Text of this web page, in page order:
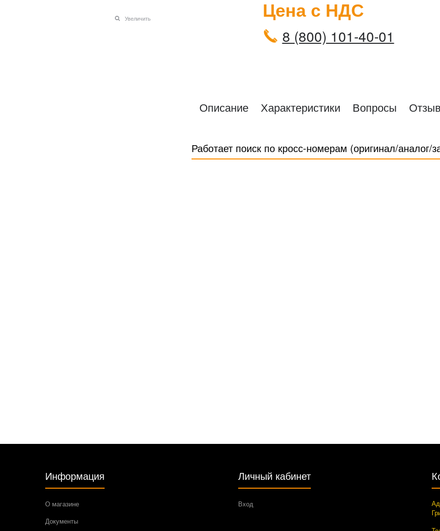
Увеличить Цена с НДС
8 (800) 101-40-01
Описание Характеристики Вопросы
Работает поиск по кросс-номерам (оригинал/аналог/
Информация
О магазине
Документы
Личный кабинет
Вход